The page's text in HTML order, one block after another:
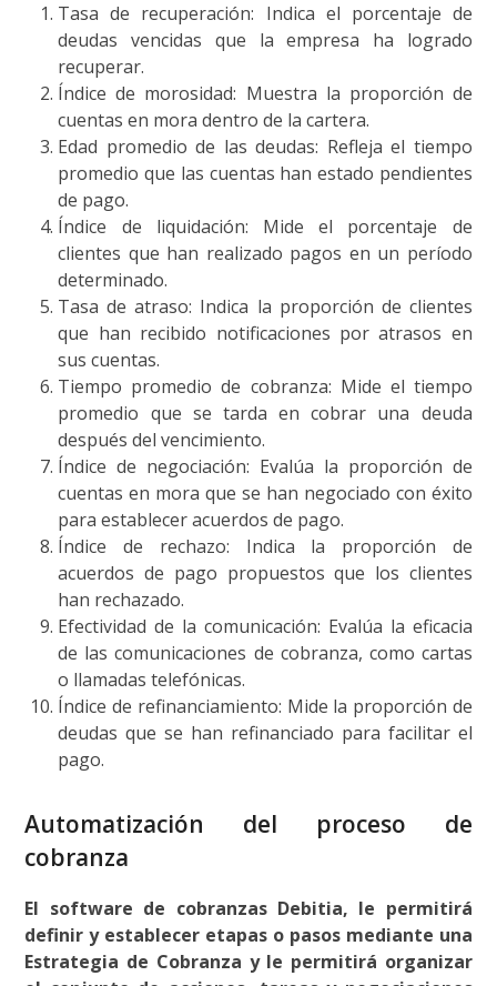
Tasa de recuperación: Indica el porcentaje de
deudas vencidas que la empresa ha logrado
recuperar.
Índice de morosidad: Muestra la proporción de
cuentas en mora dentro de la cartera.
Edad promedio de las deudas: Refleja el tiempo
promedio que las cuentas han estado pendientes
de pago.
Índice de liquidación: Mide el porcentaje de
clientes que han realizado pagos en un período
determinado.
Tasa de atraso: Indica la proporción de clientes
que han recibido notificaciones por atrasos en
sus cuentas.
Tiempo promedio de cobranza: Mide el tiempo
promedio que se tarda en cobrar una deuda
después del vencimiento.
Índice de negociación: Evalúa la proporción de
cuentas en mora que se han negociado con éxito
para establecer acuerdos de pago.
Índice de rechazo: Indica la proporción de
acuerdos de pago propuestos que los clientes
han rechazado.
Efectividad de la comunicación: Evalúa la eficacia
de las comunicaciones de cobranza, como cartas
o llamadas telefónicas.
Índice de refinanciamiento: Mide la proporción de
deudas que se han refinanciado para facilitar el
pago.
Automatización del proceso de
cobranza
El software de cobranzas Debitia, le permitirá
definir y establecer etapas o pasos mediante una
Estrategia de Cobranza y le permitirá organizar